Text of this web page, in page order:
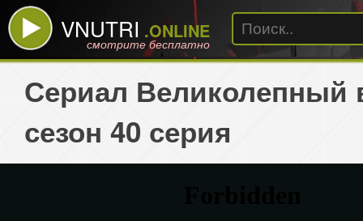
VNUTRI .ONLINE
смотрите бесплатно
Сериал Великолепный
сезон 40 серия